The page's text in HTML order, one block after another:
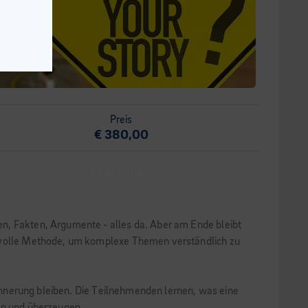
Preis
€ 380,00
Fakten, Argumente - alles da. Aber am Ende bleibt
Methode, um komplexe Themen verständlich zu
bleiben. Die Teilnehmenden lernen, was eine